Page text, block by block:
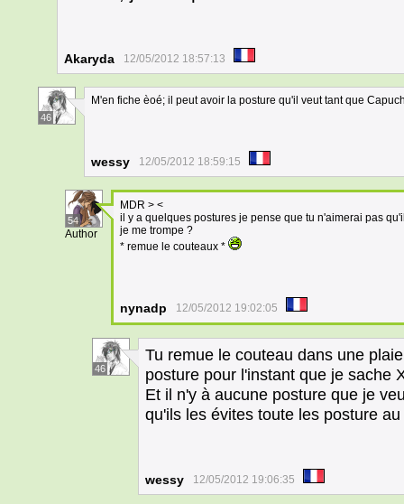
Akaryda 12/05/2012 18:57:13
46
M'en fiche èoé; il peut avoir la posture qu'il veut tant que
wessy 12/05/2012 18:59:15
54
Author
MDR > <
il y a quelques postures je pense que tu n'aimerai pas
je me trompe ?
* remue le couteaux *
nynadp 12/05/2012 19:02:05
46
Tu remue le couteau dans une
posture pour l'instant que je sache
Et il n'y à aucune posture que je
qu'ils les évites toute les posture
wessy 12/05/2012 19:06:35